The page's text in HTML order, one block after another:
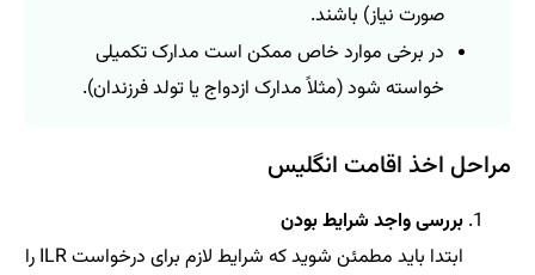
صورت نیاز) باشند.
در برخی موارد خاص ممکن است مدارک تکمیلی
خواسته شود (مثلاً مدارک ازدواج یا تولد فرزندان).
مراحل اخذ اقامت انگلیس
بررسی واجد شرایط بودن
ابتدا باید مطمئن شوید که شرایط لازم برای درخواست ILR را